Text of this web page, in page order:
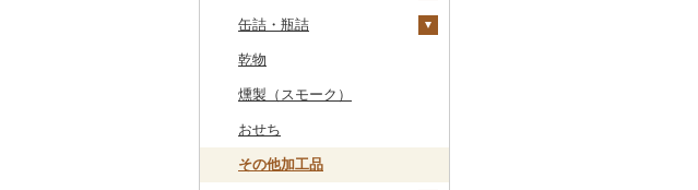
土佐あかうし
佐賀牛
長崎和牛
あか牛
宮崎牛
さんま
鯛
のどぐろ
ふぐ
ブリ
ポンカン
その他柑橘
その他ドライフルーツ
ブルーベリー
パイナップル
栗
その他果物
その他野菜
羊羹
饅頭
大福
その他和菓子
納豆
梅干
キムチ
その他漬物
缶詰・瓶詰
肉
魚
果物
ジャム
乾物
燻製（スモーク）
おせち
その他加工品